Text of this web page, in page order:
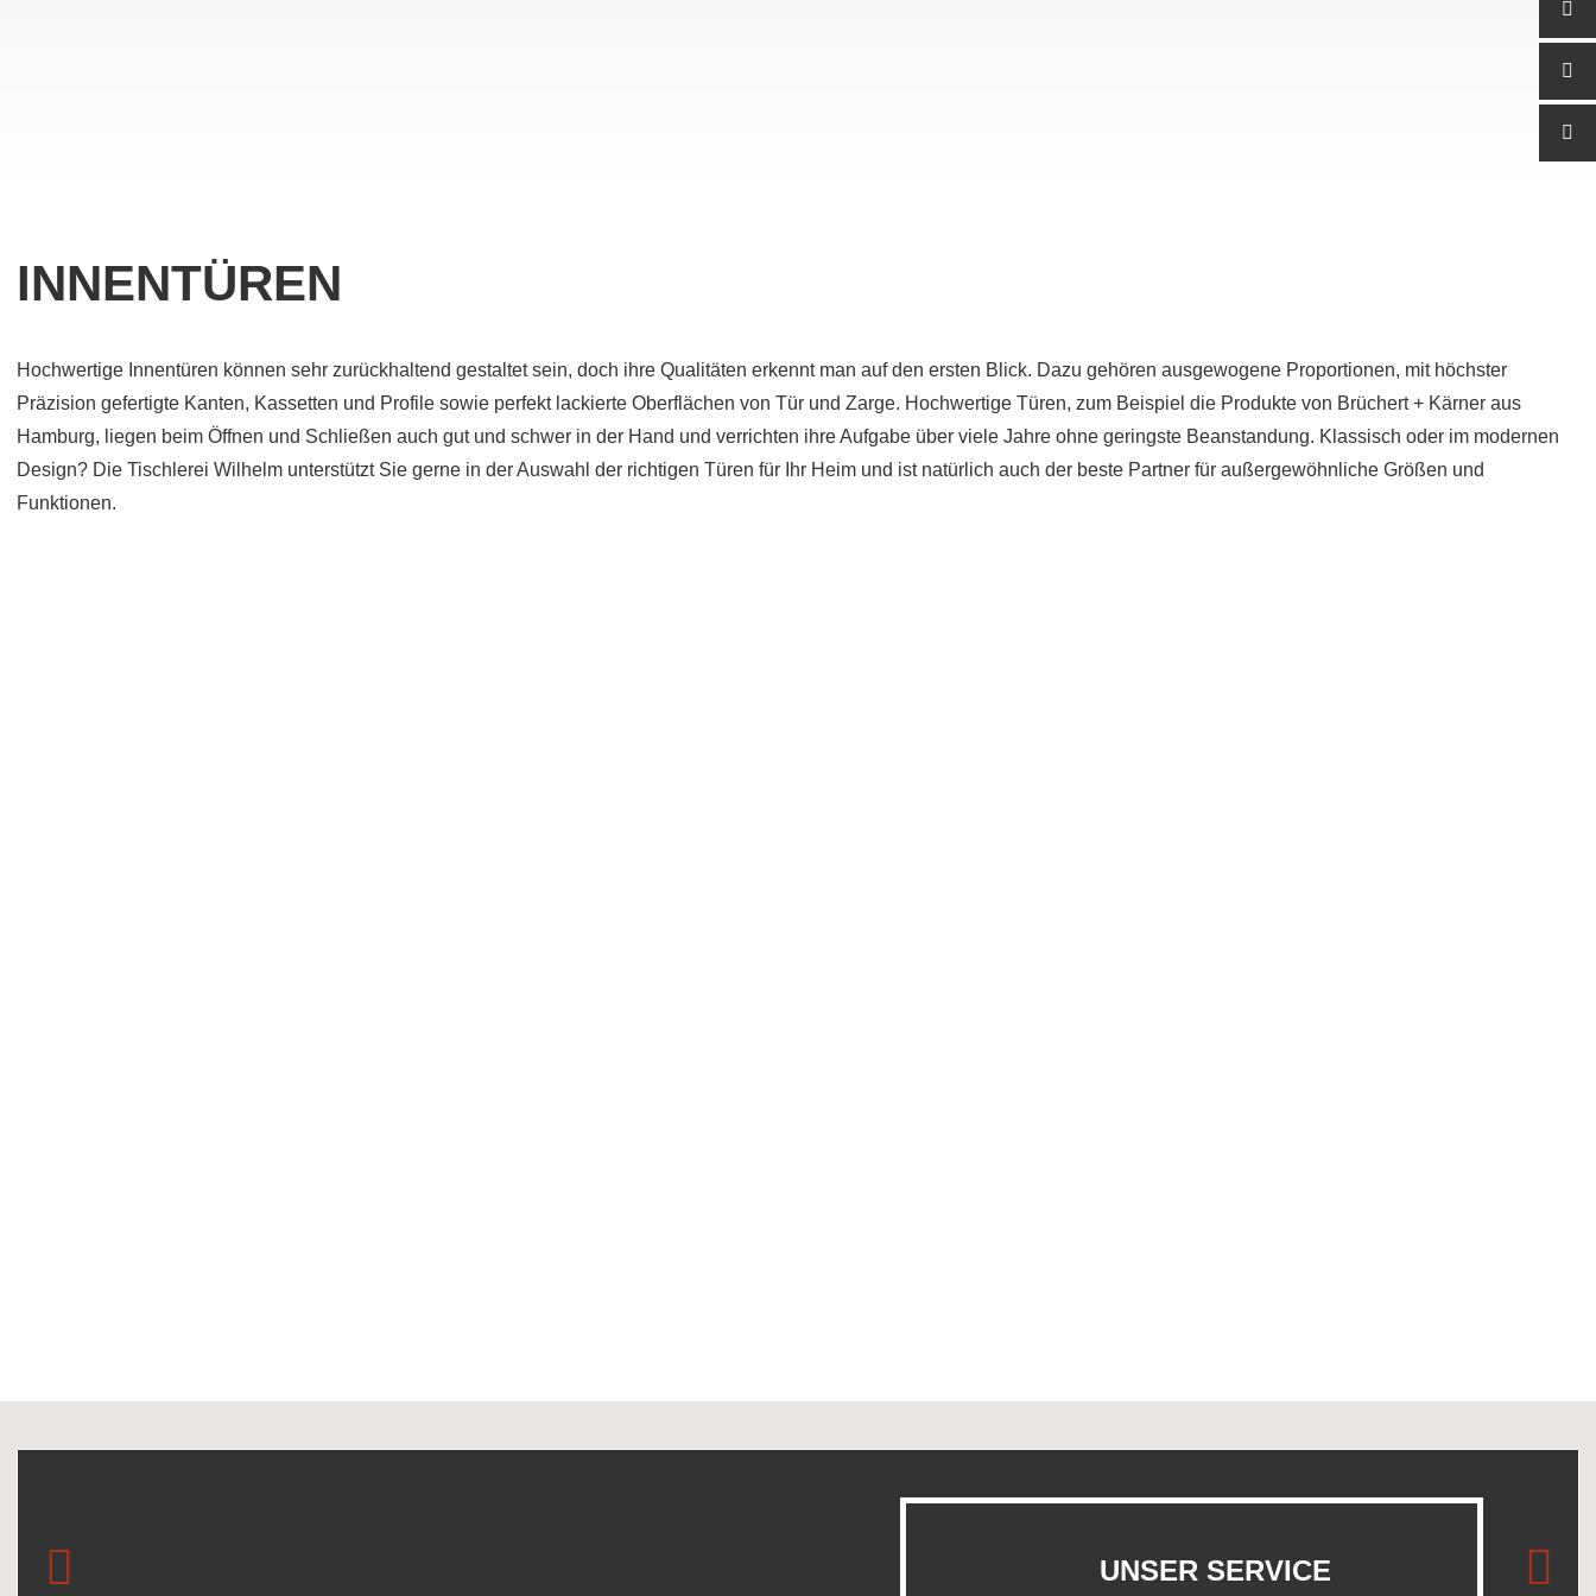
INNENTÜREN
Hochwertige Innentüren können sehr zurückhaltend gestaltet sein, doch ihre Qualitäten erkennt man auf den ersten Blick. Dazu gehören ausgewogene Proportionen, mit höchster
Präzision gefertigte Kanten, Kassetten und Profile sowie perfekt lackierte Oberflächen von Tür und Zarge. Hochwertige Türen, zum Beispiel die Produkte von Brüchert + Kärner aus
Hamburg, liegen beim Öffnen und Schließen auch gut und schwer in der Hand und verrichten ihre Aufgabe über viele Jahre ohne geringste Beanstandung. Klassisch oder im modernen
Design? Die Tischlerei Wilhelm unterstützt Sie gerne in der Auswahl der richtigen Türen für Ihr Heim und ist natürlich auch der beste Partner für außergewöhnliche Größen und
Funktionen.
UNSER SERVICE